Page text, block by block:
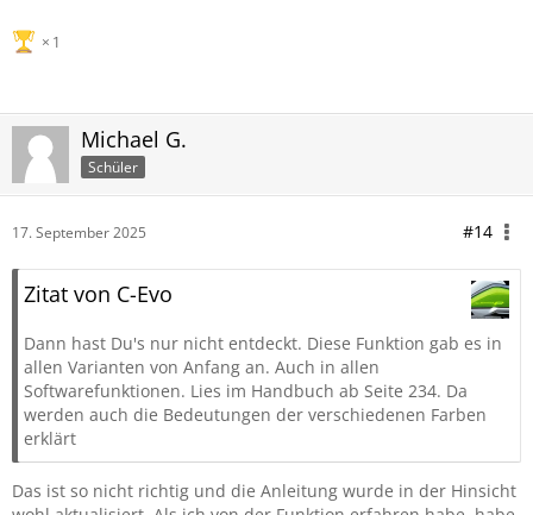
1
Michael G.
Schüler
17. September 2025 #14
Zitat von C-Evo
Dann hast Du's nur nicht entdeckt. Diese Funktion gab es in
allen Varianten von Anfang an. Auch in allen
Softwarefunktionen. Lies im Handbuch ab Seite 234. Da
werden auch die Bedeutungen der verschiedenen Farben
erklärt
Das ist so nicht richtig und die Anleitung wurde in der Hinsicht